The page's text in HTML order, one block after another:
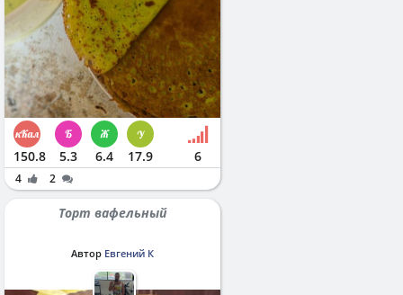
150.8 5.3 6.4 17.9 6
4 2
Торт вафельный
Автор Евгений К